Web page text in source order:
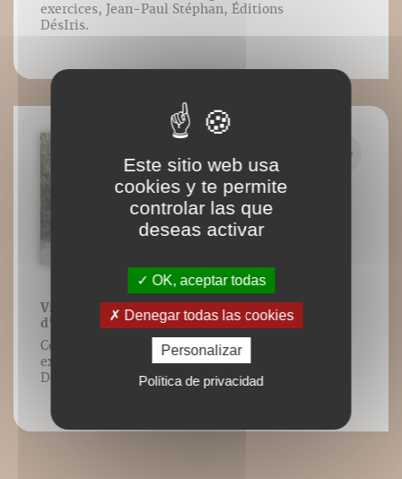
exercices, Jean-Paul Stéphan, Éditions
DésIris.
Vidéo 49 : Wheeling - échantillon
d'exercices
Contenu vidéo lié à l’ouvrage VTT
exercices, Jean-Paul Stéphan, Éditions
DésIris.
Este sitio web usa
cookies y te permite
controlar las que
deseas activar
OK, aceptar todas
Denegar todas las cookies
Personalizar
Política de privacidad